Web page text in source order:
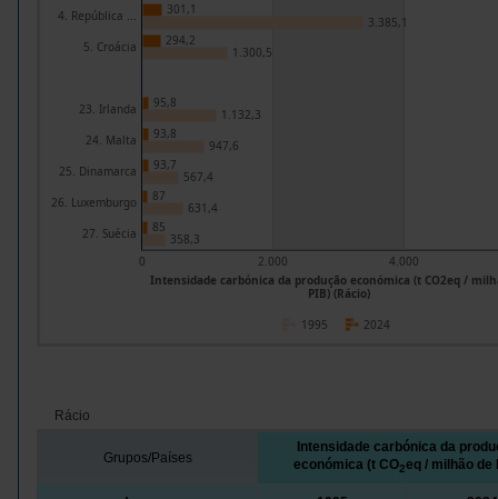
Intensidade carbónica da produção económica (t CO2eq /
PIB) (Rácio)
0 2.000 4.000
4. República ...
5. Croácia
23. Irlanda
24. Malta
25. Dinamarca
26. Luxemburgo
27. Suécia
301,1
294,2
95,8
93,8
93,7
87
85
3.385,1
1.300,5
1.132,3
947,6
567,4
631,4
358,3
2024
1995
Rácio
Grupos/Países
Intensidade carbónica da
económica (t CO2eq / milhão de